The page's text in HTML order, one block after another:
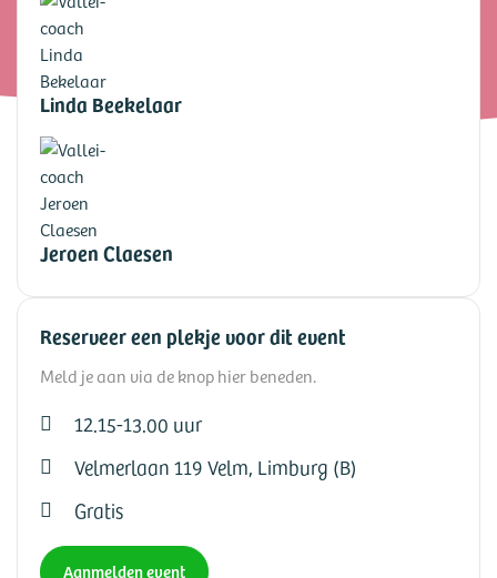
Linda Beekelaar
Jeroen Claesen
Reserveer een plekje voor dit event
Meld je aan via de knop hier beneden.
12.15-13.00 uur
Velmerlaan 119 Velm, Limburg (B)
Gratis
Aanmelden event